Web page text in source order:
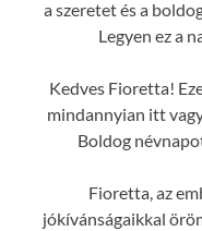
a szeretet és a
Legyen ez a
Kedves Fioretta!
mindannyian itt
Boldog
Fioretta, az
jókívánságaikkal